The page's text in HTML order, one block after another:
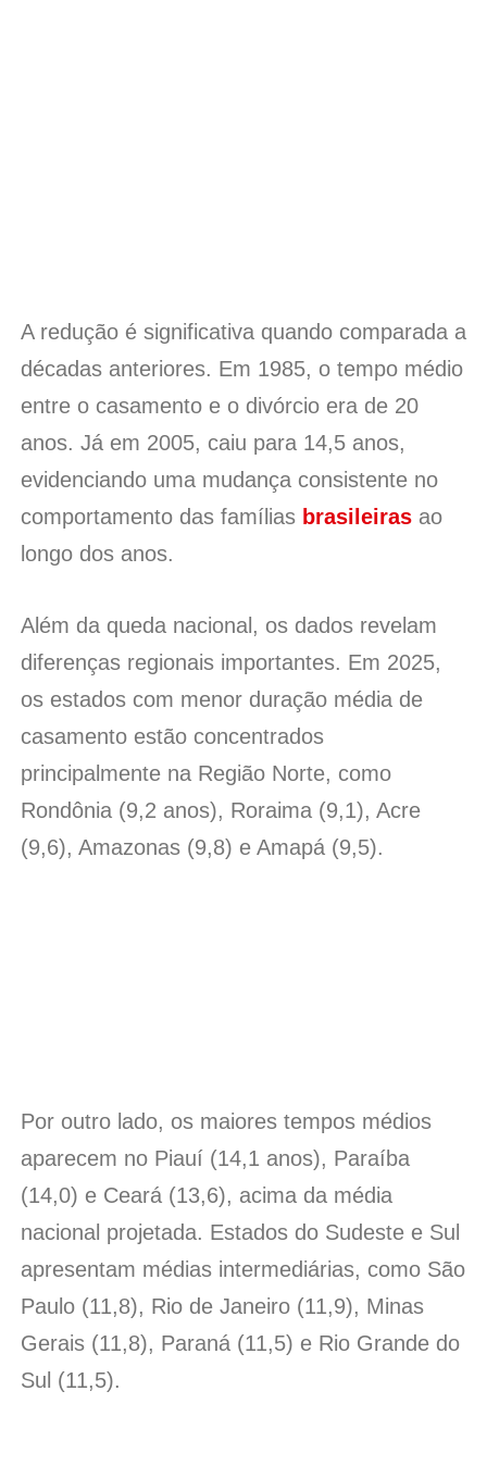
A redução é significativa quando comparada a
décadas anteriores. Em 1985, o tempo médio
entre o casamento e o divórcio era de 20
anos. Já em 2005, caiu para 14,5 anos,
evidenciando uma mudança consistente no
comportamento das famílias brasileirasao
longo dos anos.
Além da queda nacional, os dados revelam
diferenças regionais importantes. Em 2025,
os estados com menor duração média de
casamento estão concentrados
principalmente na Região Norte, como
Rondônia (9,2 anos), Roraima (9,1), Acre
(9,6), Amazonas (9,8) e Amapá (9,5).
Por outro lado, os maiores tempos médios
aparecem no Piauí (14,1 anos), Paraíba
(14,0) e Ceará (13,6), acima da média
nacional projetada. Estados do Sudeste e Sul
apresentam médias intermediárias, como São
Paulo (11,8), Rio de Janeiro (11,9), Minas
Gerais (11,8), Paraná (11,5) e Rio Grande do
Sul (11,5).